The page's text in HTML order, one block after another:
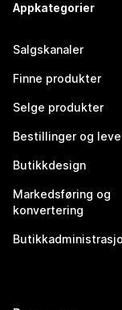
Appkategorier
Salgskanaler
Finne produkter
Selge produkter
Bestillinger og
Butikkdesign
Markedsføring og
konvertering